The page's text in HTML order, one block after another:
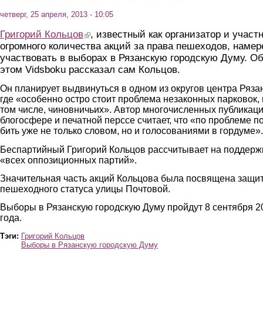
четверг, 25 апреля, 2013 - 10:05
Григорий Кольцов(link is external)
, известный как организатор и
огромного количества акций за права пешеходов,
участвовать в выборах в Рязанскую городскую Думу. Об
этом Vidsboku рассказал сам Кольцов.
Он планирует выдвинуться в одном из округов центра
где «особенно остро стоит проблема незаконных парковок,
том числе, чиновничьих». Автор многочисленных
блогосфере и печатной перссе считает, что «по проблеме
бить уже не только словом, но и голосованиями в гордуме».
Беспартийный Григорий Кольцов рассчитывает на
«всех оппозиционных партий».
Значительная часть акций Кольцова была посвящена
пешеходного статуса улицы Почтовой.
Выборы в Рязанскую городскую Думу пройдут 8 сентября
года.
Тэги: Григорий Кольцов
Выборы в Рязанскую городскую Думу